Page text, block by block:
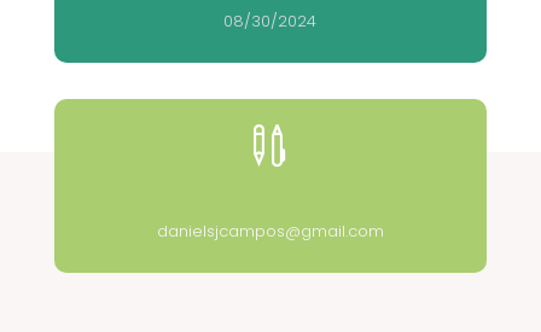
08/30/2024

danielsjcampos@gmail.com